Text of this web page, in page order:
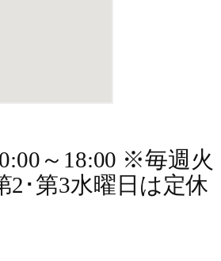
～18:00 ※毎週火
2･第3水曜日は定休